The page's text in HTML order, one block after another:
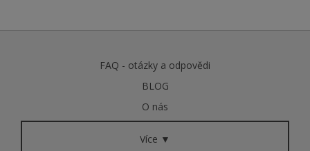
FAQ - otázky a odpovědi
BLOG
O nás
Více ▼